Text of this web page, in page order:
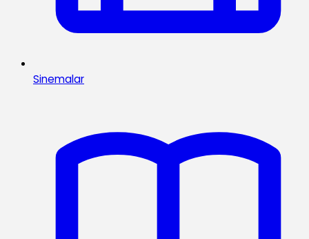
Sinemalar